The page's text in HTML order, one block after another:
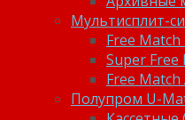
Мультисплит-
Free Match
Super Free
Free Match
Полупром U-